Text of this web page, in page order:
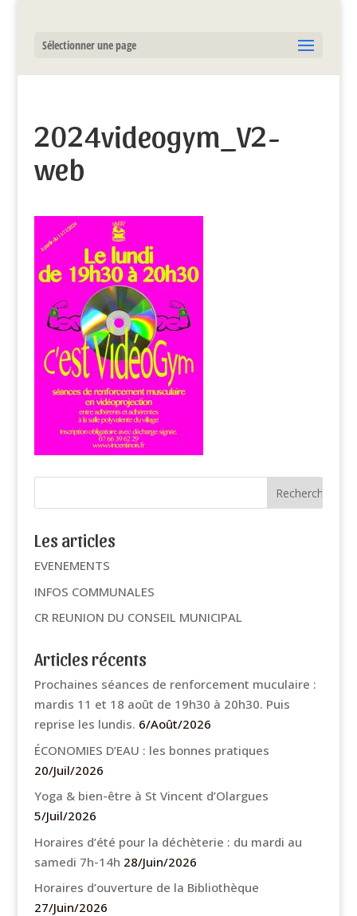
Sélectionner une page
2024videogym_V2-
web
Les articles
EVENEMENTS
INFOS COMMUNALES
CR REUNION DU CONSEIL MUNICIPAL
Articles récents
Prochaines séances de renforcement muculaire :
mardis 11 et 18 août de 19h30 à 20h30. Puis
reprise les lundis. 6/Août/2026
ÉCONOMIES D’EAU : les bonnes pratiques
20/Juil/2026
Yoga & bien-être à St Vincent d’Olargues
5/Juil/2026
Horaires d’été pour la déchèterie : du mardi au
samedi 7h-14h 28/Juin/2026
Horaires d’ouverture de la Bibliothèque
27/Juin/2026